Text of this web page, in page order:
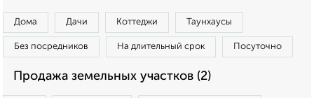
Дома Дачи Коттеджи Таунхаусы
Без посредников На длительный срок Посуточно
Продажа земельных участков (2)